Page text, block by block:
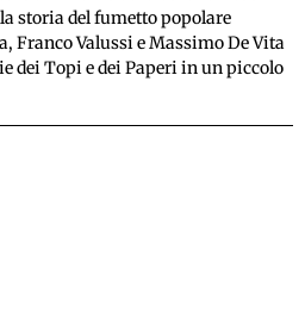
storia del fumetto popolare
Franco Valussi e Massimo De Vita
dei Topi e dei Paperi in un piccolo